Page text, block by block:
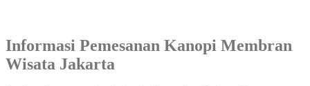
Informasi Pemesanan Kanopi Membran
Wisata Jakarta